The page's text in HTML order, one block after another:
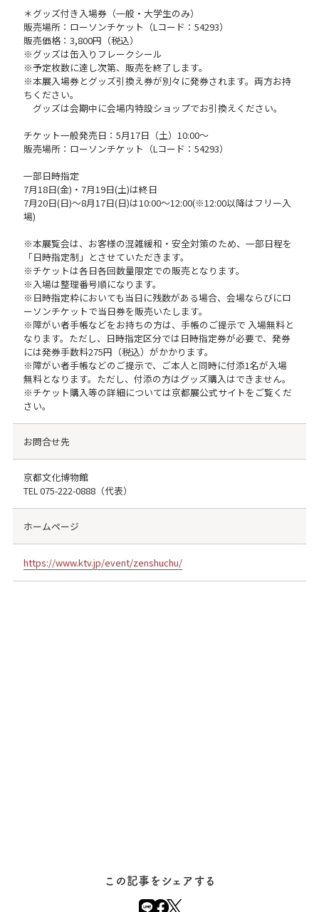
＊グッズ付き入場券（一般・大学生のみ）
販売場所：ローソンチケット（Lコード：54293）
販売価格：3,800円（税込）
※グッズは缶入りフレークシール
※予定枚数に達し次第、販売を終了します。
※本展入場券とグッズ引換え券が別々に発券されます。両方お持
ちください。
グッズは会期中に会場内特設ショップでお引換えください。
チケット一般発売日：5月17日（土）10:00～
販売場所：ローソンチケット（Lコード：54293）
一部日時指定
7月18日(金)・7月19日(土)は終日
7月20日(日)〜8月17日(日)は10:00〜12:00(※12:00以降はフリー入
場)
※本展覧会は、お客様の混雑緩和・安全対策のため、一部日程を
「日時指定制」とさせていただきます。
※チケットは各日各回数量限定での販売となります。
※入場は整理番号順になります。
※日時指定枠においても当日に残数がある場合、会場ならびにロ
ーソンチケットで当日券を販売いたします。
※障がい者手帳などをお持ちの方は、手帳のご提示で 入場無料と
なります。ただし、日時指定区分では日時指定券が必要で、発券
には発券手数料275円（税込）がかかります。
※障がい者手帳などのご提示で、ご本人と同時に付添1名が入場
無料となります。ただし、付添の方はグッズ購入はできません。
※チケット購入等の詳細については京都展公式サイトをご覧くだ
さい。
お問合せ先
京都文化博物館
TEL075-222-0888（代表）
ホームページ
https://www.ktv.jp/event/zenshuchu/
この記事をシェアする